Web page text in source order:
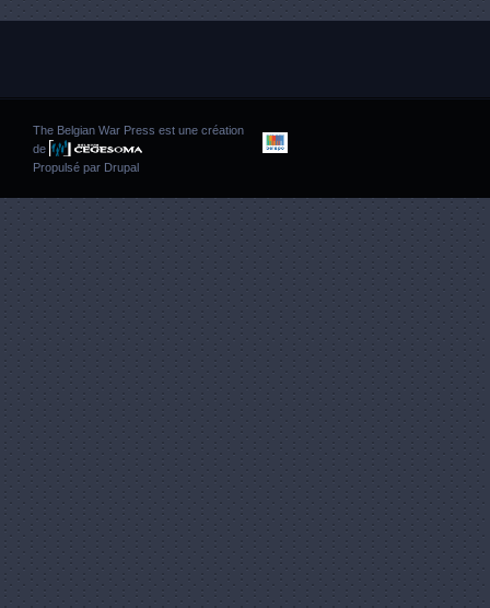
The Belgian War Press est une création
de
Propulsé par Drupal